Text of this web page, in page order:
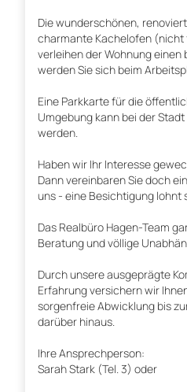
Die wunderschönen,
charmante Kachelofen
verleihen der Wohnung einen
werden Sie sich beim
Eine Parkkarte für die
Umgebung kann bei der
werden.
Haben wir Ihr Interesse
Dann vereinbaren Sie doch
uns - eine Besichtigung lohnt
Das Realbüro Hagen-Team
Beratung und völlige
Durch unsere ausgeprägte
Erfahrung versichern wir
sorgenfreie Abwicklung bis
darüber hinaus.
Ihre Ansprechperson:
Sarah Stark (Tel. 3) oder